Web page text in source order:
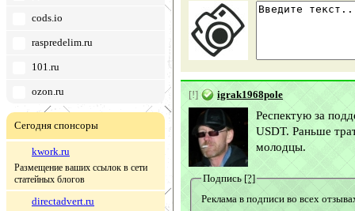
cods.io
raspredelim.ru
101.ru
ozon.ru
Сегодня спонсоры
kwork.ru
Размещение ваших ссылок в сети
статейных блогов
directadvert.ru
[!] igrak1968pole
Респектую за
USDT. Раньше
молодцы.
Подпись [?]
Реклама в подписи во всех